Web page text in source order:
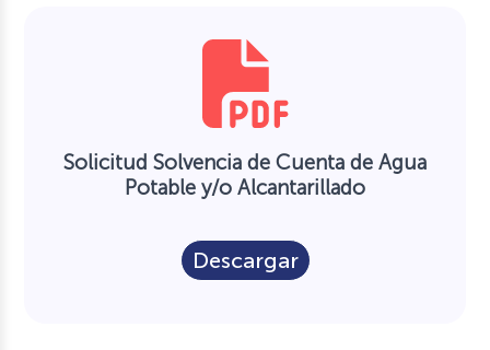
Solicitud Solvencia de Cuenta de Agua
Potable y/o Alcantarillado
Descargar